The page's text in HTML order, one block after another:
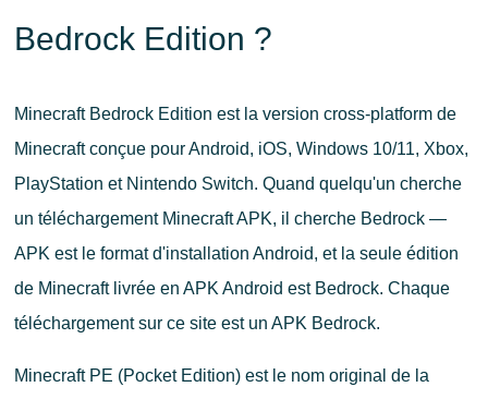
Bedrock Edition ?
Minecraft Bedrock Edition est la version cross-platform de
Minecraft conçue pour Android, iOS, Windows 10/11, Xbox,
PlayStation et Nintendo Switch. Quand quelqu'un cherche
un téléchargement Minecraft APK, il cherche Bedrock —
APK est le format d'installation Android, et la seule édition
de Minecraft livrée en APK Android est Bedrock. Chaque
téléchargement sur ce site est un APK Bedrock.
Minecraft PE (Pocket Edition) est le nom original de la